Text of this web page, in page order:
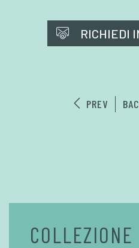
RICHIEDI
PREV
COLLEZIONE